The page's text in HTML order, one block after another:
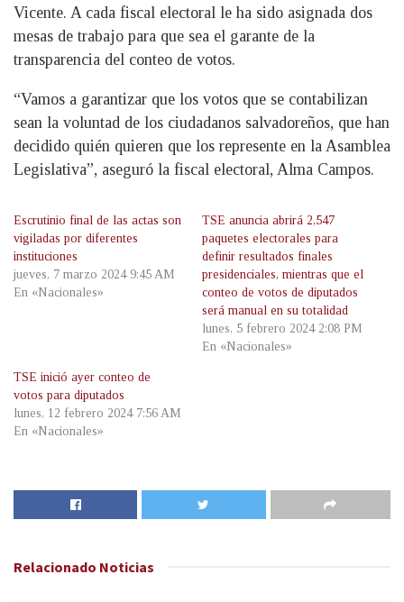
Vicente. A cada fiscal electoral le ha sido asignada dos
mesas de trabajo para que sea el garante de la
transparencia del conteo de votos.
“Vamos a garantizar que los votos que se contabilizan
sean la voluntad de los ciudadanos salvadoreños, que han
decidido quién quieren que los represente en la Asamblea
Legislativa”, aseguró la fiscal electoral, Alma Campos.
Escrutinio final de las actas son
vigiladas por diferentes
instituciones
jueves, 7 marzo 2024 9:45 AM
En «Nacionales»
TSE anuncia abrirá 2,547
paquetes electorales para
definir resultados finales
presidenciales, mientras que el
conteo de votos de diputados
será manual en su totalidad
lunes, 5 febrero 2024 2:08 PM
En «Nacionales»
TSE inició ayer conteo de
votos para diputados
lunes, 12 febrero 2024 7:56 AM
En «Nacionales»
Relacionado Noticias